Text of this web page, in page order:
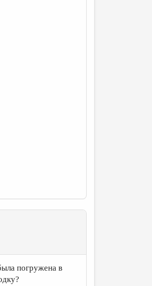
погружена в